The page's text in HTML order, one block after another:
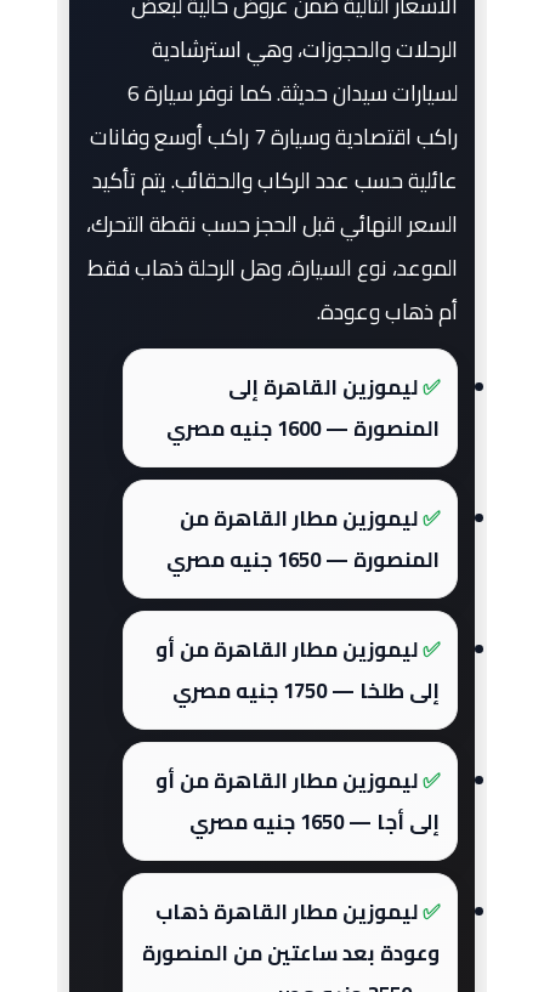
الرحلات والحجوزات، وهي استرشادية
لسيارات سيدان حديثة. كما نوفر سيارة 6
راكب اقتصادية وسيارة 7 راكب أوسع وفانات
عائلية حسب عدد الركاب والحقائب. يتم تأكيد
السعر النهائي قبل الحجز حسب نقطة التحرك،
الموعد، نوع السيارة، وهل الرحلة ذهاب فقط
أم ذهاب وعودة.
ليموزين القاهرة إلى
المنصورة — 1600 جنيه مصري
ليموزين مطار القاهرة من
المنصورة — 1650 جنيه مصري
ليموزين مطار القاهرة من أو
إلى طلخا — 1750 جنيه مصري
ليموزين مطار القاهرة من أو
إلى أجا — 1650 جنيه مصري
ليموزين مطار القاهرة ذهاب
وعودة بعد ساعتين من المنصورة